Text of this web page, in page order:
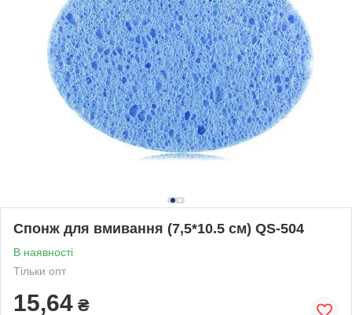
Спонж для вмивання (7,5*10.5 см) QS-504
В наявності
Тільки опт
15,64 ₴